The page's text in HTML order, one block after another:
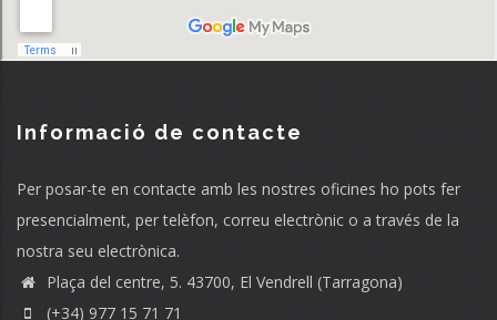
Informació de contacte
Per posar-te en contacte amb les nostres oficines ho pots fer
presencialment, per telèfon, correu electrònic o a través de la
nostra seu electrònica.
Plaça del centre, 5. 43700, El Vendrell (Tarragona)
(+34) 977 15 71 71